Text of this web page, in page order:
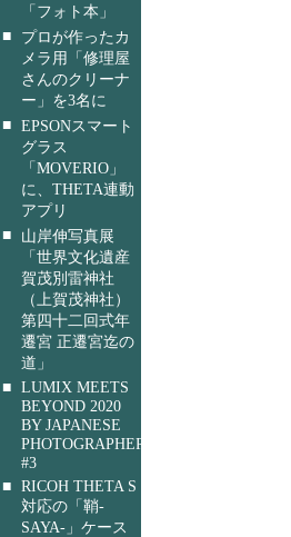
「フォト本」
■
プロが作ったカ
メラ用「修理屋
さんのクリーナ
ー」を3名に
■ EPSONスマート
グラス
「MOVERIO」
に、THETA連動
アプリ
■
山岸伸写真展
「世界文化遺産
賀茂別雷神社
（上賀茂神社）
第四十二回式年
遷宮 正遷宮迄の
道」
■ LUMIX MEETS
BEYOND 2020
BY JAPANESE
PHOTOGRAPHERS
#3
■ RICOH THETA S
対応の「鞘-
SAYA-」ケース